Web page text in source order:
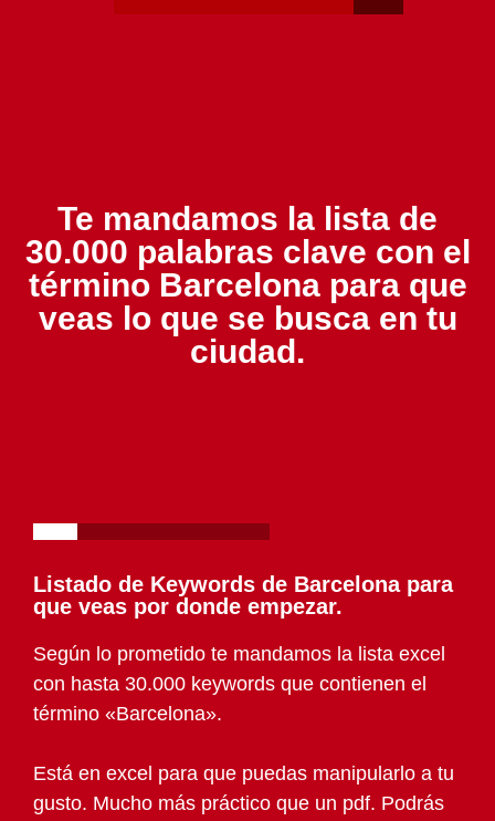
Te mandamos la lista de
30.000 palabras clave con el
término Barcelona para que
veas lo que se busca en tu
ciudad.
Listado de Keywords de Barcelona para
que veas por donde empezar.
Según lo prometido te mandamos la lista excel
con hasta 30.000 keywords que contienen el
término «Barcelona».
Está en excel para que puedas manipularlo a tu
gusto. Mucho más práctico que un pdf. Podrás